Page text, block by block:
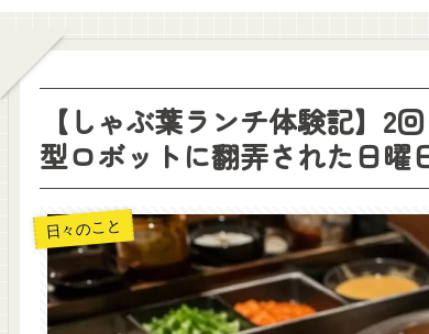
【しゃぶ葉ランチ体験記】2
型ロボットに翻弄された日曜
日々のこと